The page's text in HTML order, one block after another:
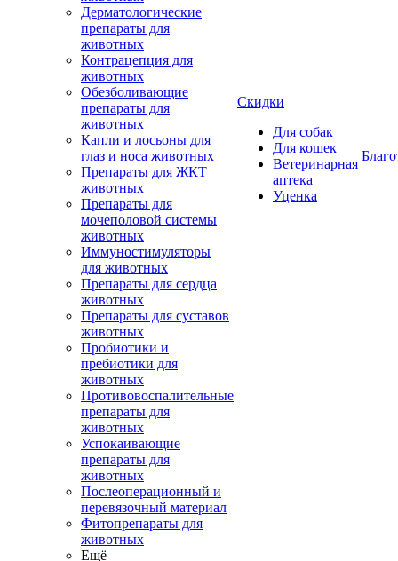
Дерматологические
препараты для
животных
Контрацепция для
животных
Обезболивающие
препараты для
животных
Капли и лосьоны для
глаз и носа животных
Препараты для ЖКТ
животных
Препараты для
мочеполовой системы
животных
Иммуностимуляторы
для животных
Препараты для сердца
животных
Препараты для суставов
животных
Пробиотики и
пребиотики для
животных
Противовоспалительные
препараты для
животных
Успокаивающие
препараты для
животных
Послеоперационный и
перевязочный материал
Фитопрепараты для
животных
Ещё
Скидки
Для собак
Для кошек
Ветеринарная
аптека
Уценка